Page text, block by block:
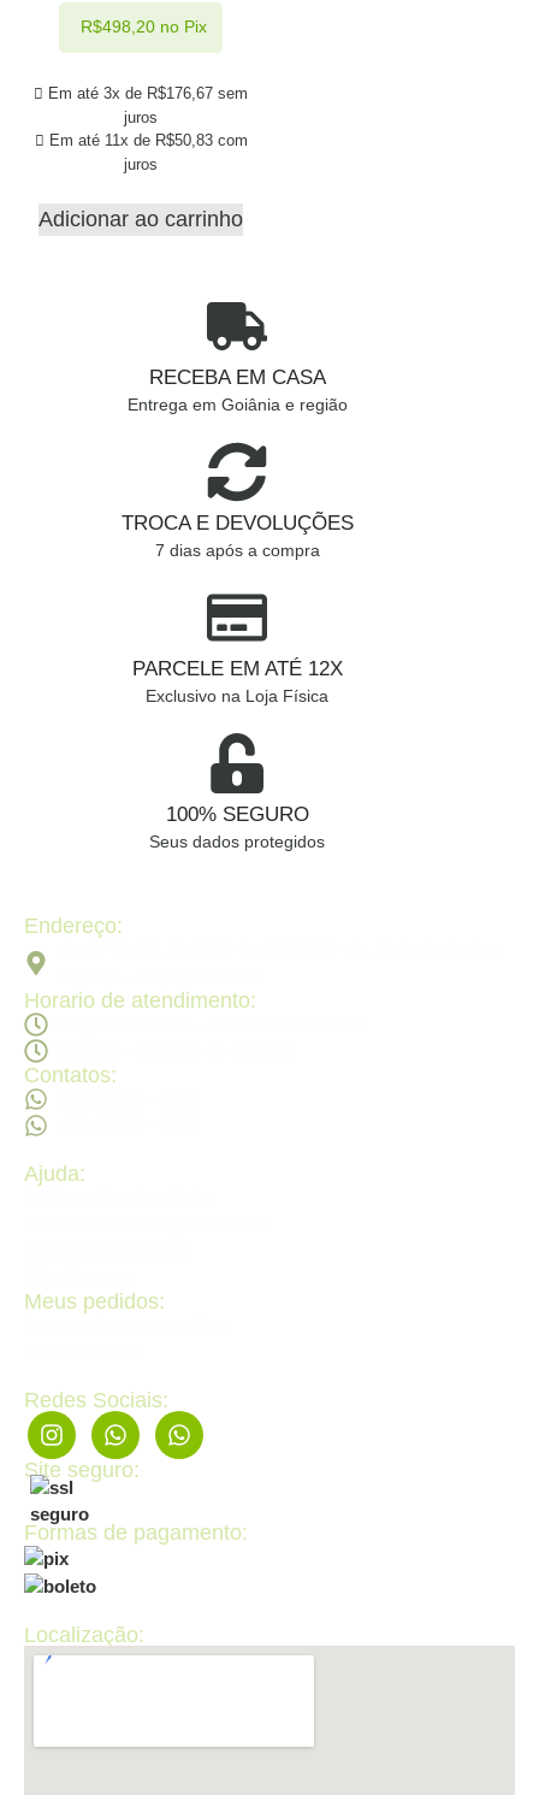
Em até 3x de R$176,67 sem
juros
Em até 11x de R$50,83com
juros
R$498,20 no Pix
Adicionar ao carrinho
RECEBA EM CASA
Entrega em Goiânia e região
TROCA E DEVOLUÇÕES
7 dias após a compra
PARCELE EM ATÉ 12X
Exclusivo na Loja Física
100% SEGURO
Seus dados protegidos
Endereço:
Horario de atendimento:
Contatos:
Ajuda:
Meus pedidos:
Redes Sociais:
Site seguro:
Formas de pagamento:
Localização: